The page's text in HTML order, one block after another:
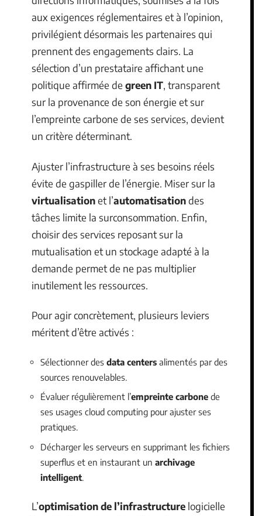
aux exigences réglementaires et à l’opinion,
privilégient désormais les partenaires qui
prennent des engagements clairs. La
sélection d’un prestataire affichant une
politique affirmée de green IT, transparent
sur la provenance de son énergie et sur
l’empreinte carbone de ses services, devient
un critère déterminant.
Ajuster l’infrastructure à ses besoins réels
évite de gaspiller de l’énergie. Miser sur la
virtualisationet l’automatisationdes
tâches limite la surconsommation. Enfin,
choisir des services reposant sur la
mutualisation et un stockage adapté à la
demande permet de ne pas multiplier
inutilement les ressources.
Pour agir concrètement, plusieurs leviers
méritent d’être activés :
Sélectionner des data centers alimentés par des
sources renouvelables.
Évaluer régulièrement l’empreinte carbone de
ses usages cloud computing pour ajuster ses
pratiques.
Décharger les serveurs en supprimant les fichiers
superflus et en instaurant un archivage
intelligent.
L’optimisation de l’infrastructure logicielle